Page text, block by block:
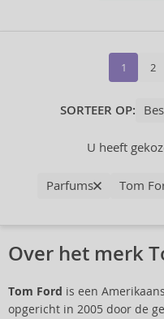
1 2
SORTEER OP:
U heeft
Parfums Tom
Over het merk
Tom Ford is een
opgericht in 2005 door de